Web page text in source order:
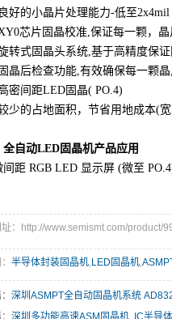
好的小晶片处理能力-低至2x4mil
芯片固晶校准,保证每一颗，
转式固晶头系统,基于高精度保
晶后检查功能,有效确保每一颗
密间距LED固晶( PO.4)
少的占地面积，节省用地成本(宽
全自动LED固晶机产品应用
间距 RGB LED 显示屏 (微至
：http://www.semismt.com/product/
半导体封装固晶机,LED固晶机,
深圳ASMPT全自动固晶机系统
深圳多功能高速ASM固晶机 IC半导